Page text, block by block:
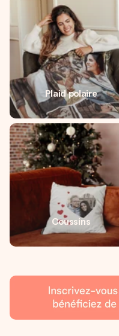
Plaid polaire
Coussins